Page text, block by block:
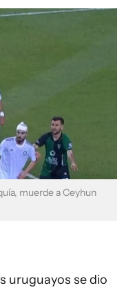
muerde a Ceyhun
uruguayos se dio